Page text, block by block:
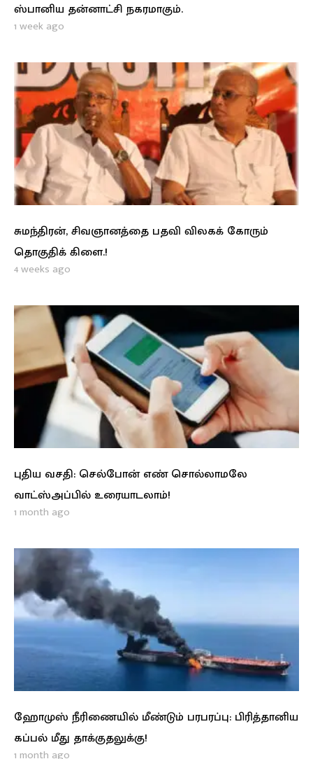
ஸ்பானிய தன்னாட்சி நகரமாகும்.
1 week ago
சுமந்திரன், சிவஞானத்தை பதவி விலகக் கோரும்
தொகுதிக் கிளை.!
4 weeks ago
புதிய வசதி: செல்போன் எண் சொல்லாமலே
வாட்ஸ்அப்பில் உரையாடலாம்!
1 month ago
ஹோமுஸ் நீரிணையில் மீண்டும் பரபரப்பு: பிரித்தானிய
கப்பல் மீது தாக்குதலுக்கு!
1 month ago